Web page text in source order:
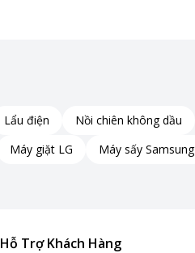
Lẩu điện Nồi chiên không dầu
Máy giặt LG Máy sấy Samsung
Hỗ Trợ Khách Hàng